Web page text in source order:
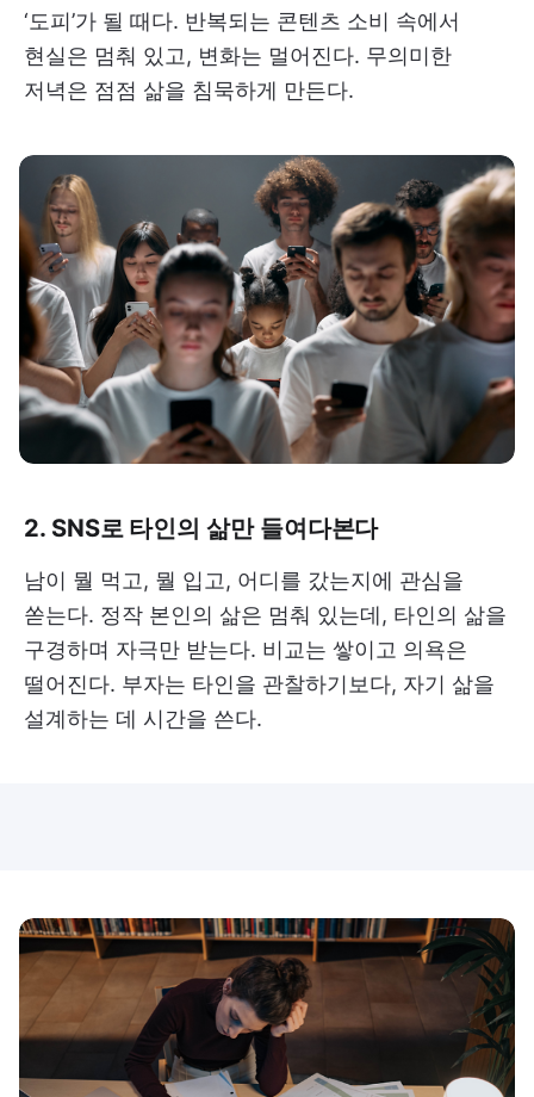
‘도피’가 될 때다. 반복되는 콘텐츠 소비 속에서
현실은 멈춰 있고, 변화는 멀어진다. 무의미한
저녁은 점점 삶을 침묵하게 만든다.
2. SNS로 타인의 삶만 들여다본다
남이 뭘 먹고, 뭘 입고, 어디를 갔는지에 관심을
쏟는다. 정작 본인의 삶은 멈춰 있는데, 타인의 삶을
구경하며 자극만 받는다. 비교는 쌓이고 의욕은
떨어진다. 부자는 타인을 관찰하기보다, 자기 삶을
설계하는 데 시간을 쓴다.